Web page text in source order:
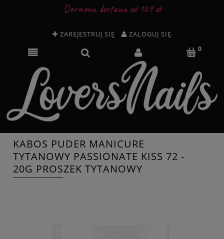
Darmowa dostawa od 169 zł
ZAREJESTRUJ SIĘ ZALOGUJ SIĘ
KABOS PUDER MANICURE
TYTANOWY PASSIONATE KISS 72 -
20G PROSZEK TYTANOWY